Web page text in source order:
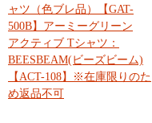
ャツ（色ブレ品）【GAT-
500B】アーミーグリーン
アクティブ Tシャツ：
BEESBEAM(ビーズビーム)
【ACT-108】※在庫限りのた
め返品不可